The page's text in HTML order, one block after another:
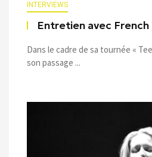
INTERVIEWS
Entretien avec French
Dans le cadre de sa tournée «
son passage ...